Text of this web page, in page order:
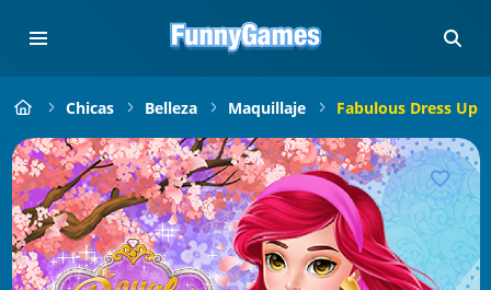
Chicas Belleza Maquillaje Fabulous Dress Up